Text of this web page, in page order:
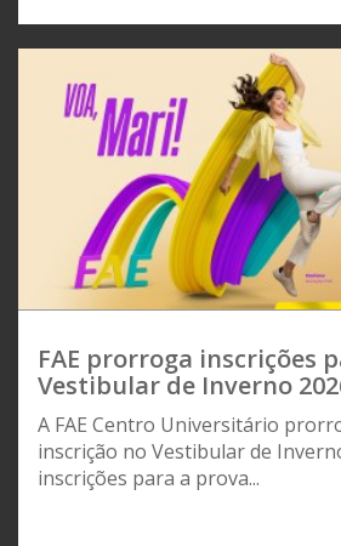
FAE prorroga inscrições
Vestibular de Inverno
A FAE Centro Universitário
inscrição no Vestibular de
inscrições para a prova...